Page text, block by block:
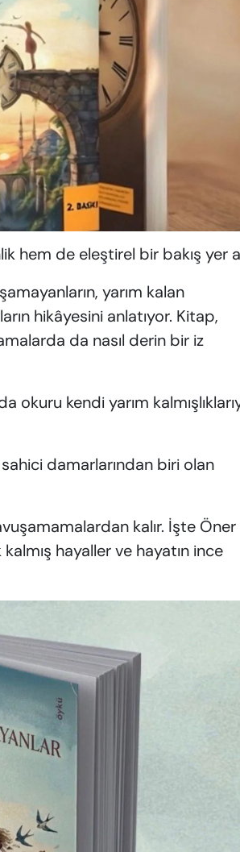
hem de eleştirel bir bakış yer
yarım kalan
hikâyesini anlatıyor. Kitap,
da nasıl derin bir iz
okuru kendi yarım
damarlarından biri olan
kalır. İşte Öner
hayaller ve hayatın ince